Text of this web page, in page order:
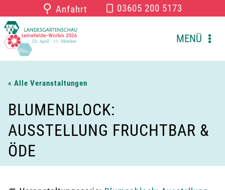
Inhalt
springen
⚲ Anfahrt 03605 200 5173
MENÜ
« Alle Veranstaltungen
BLUMENBLOCK:
AUSSTELLUNG FRUCHTBAR &
ÖDE